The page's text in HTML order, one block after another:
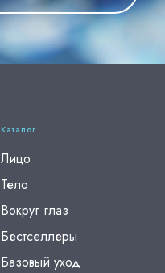
Каталог
Лицо
Тело
Вокруг глаз
Бестселлеры
Базовый уход